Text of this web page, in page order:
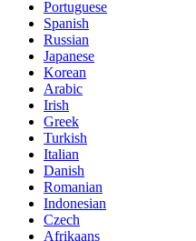
Portuguese
Spanish
Russian
Japanese
Korean
Arabic
Irish
Greek
Turkish
Italian
Danish
Romanian
Indonesian
Czech
Afrikaans